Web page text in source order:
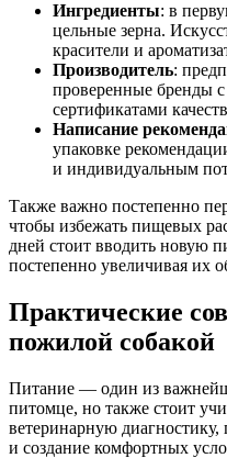
Ингредиенты: в
цельные зерна.
красители и
Производитель:
проверенные бренды
сертификатами
Написание
упаковке
и индивидуальным
Также важно постепенно
чтобы избежать пищевых
дней стоит вводить новую
постепенно увеличивая их
Практические
пожилой собакой
Питание — один из
питомце, но также стоит
ветеринарную
и создание комфортных